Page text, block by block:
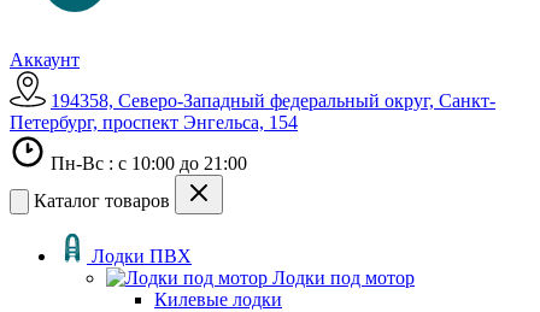
Аккаунт
194358, Северо-Западный федеральный округ, Санкт-
Петербург, проспект Энгельса, 154
Пн-Вс : с 10:00 до 21:00
Каталог товаров
Лодки ПВХ
Лодки под мотор
Килевые лодки